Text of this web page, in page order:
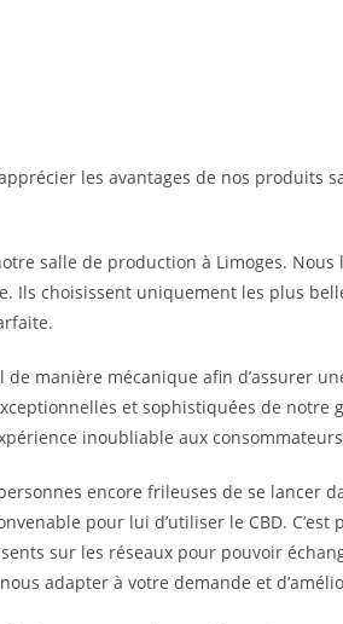
les avantages de nos produits
salle de production à Limoges. Nous
Ils choisissent uniquement les plus
manière mécanique afin d’assurer
et sophistiquées de notre
inoubliable aux
encore frileuses de se lancer
pour lui d’utiliser le CBD.
sur les réseaux pour pouvoir
adapter à votre demande et